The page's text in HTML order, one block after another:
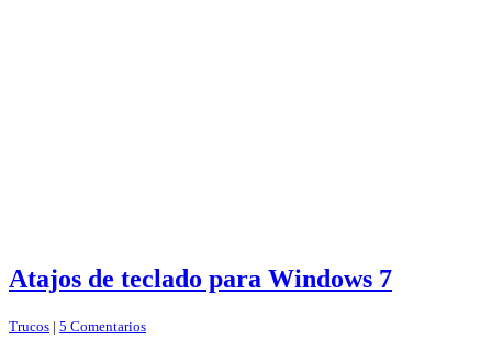
Atajos de teclado para Windows 7
Trucos | 5 Comentarios